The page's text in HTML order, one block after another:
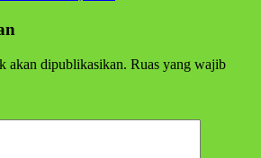
akan dipublikasikan. Ruas yang wajib